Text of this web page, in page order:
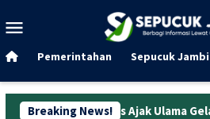
ke
Mobile
Pemerintahan Sepucuk Jambi
Breaking News!
Ajak Ulama Gelar Salat Istisqa